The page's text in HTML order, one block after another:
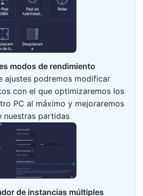
modos de rendimiento
ajustes podremos modificar
con el que optimizaremos los
PC al máximo y mejoraremos
nuestras partidas
de instancias múltiples